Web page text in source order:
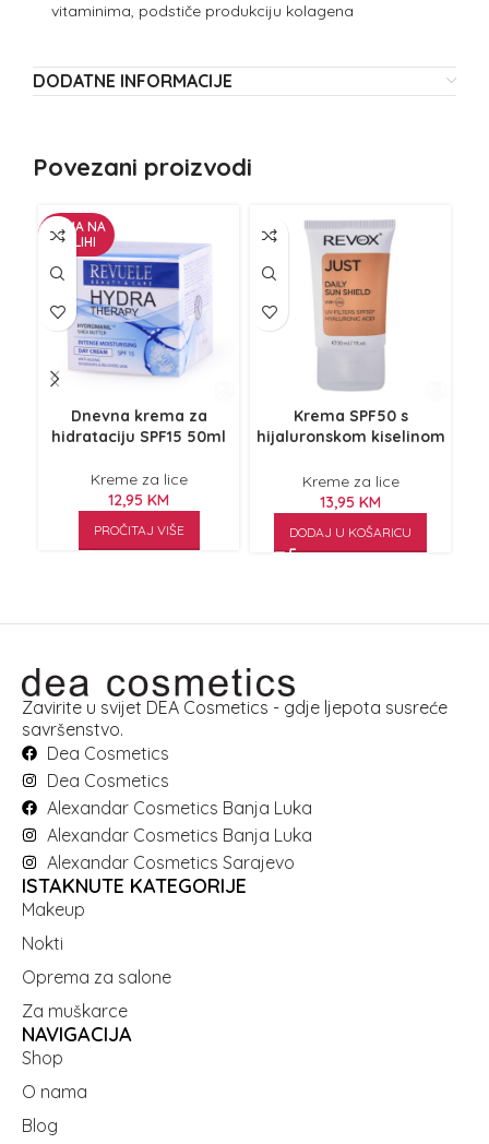
vitaminima, podstiče produkciju kolagena
DODATNE INFORMACIJE
Povezani proizvodi
NEMA NA
ZALIHI
Dnevna krema za
hidrataciju SPF15 50ml
Kreme za lice
12,95 KM
PROČITAJ VIŠE
Krema SPF50 s
hijaluronskom kiselinom
Kreme za lice
13,95 KM
DODAJ U KOŠARICU
Zavirite u svijet DEA Cosmetics - gdje ljepota susreće
savršenstvo.
Dea Cosmetics
Dea Cosmetics
Alexandar Cosmetics Banja Luka
Alexandar Cosmetics Banja Luka
Alexandar Cosmetics Sarajevo
ISTAKNUTE KATEGORIJE
Makeup
Nokti
Oprema za salone
Za muškarce
NAVIGACIJA
Shop
O nama
Blog